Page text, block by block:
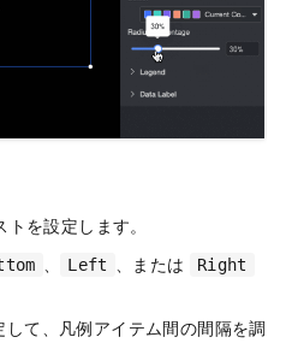
を設定します。
Left 、または Right
して、凡例アイテム間の間隔を調